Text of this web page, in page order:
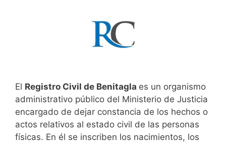
El Registro Civil de Benitagla es un organismo
administrativo público del Ministerio de Justicia
encargado de dejar constancia de los hechos o
actos relativos al estado civil de las personas
físicas. En él se inscriben los nacimientos, los